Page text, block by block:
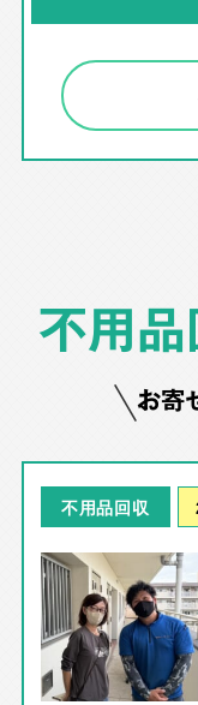
不用
お寄
不用品回収